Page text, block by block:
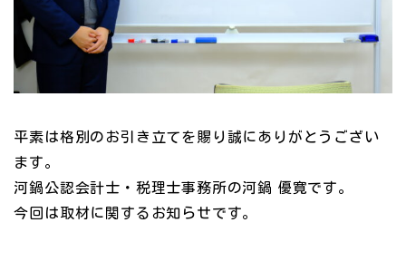
平素は格別のお引き立てを賜り誠にありがとうござい
ます。
河鍋公認会計士・税理士事務所の河鍋 優寛です。
今回は取材に関するお知らせです。